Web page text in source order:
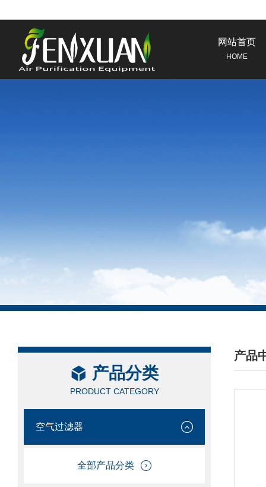
网站首页
HOME
产品分类
PRODUCT CATEGORY
空气过滤器
全部产品分类
产品
/